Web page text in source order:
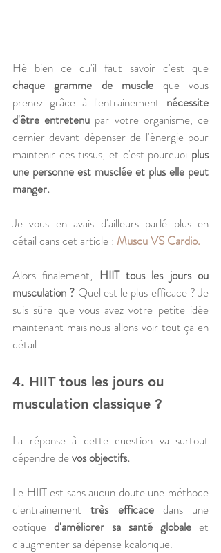
chaque gramme de muscle que vous
prenez grâce à l'entrainement nécessite
d'être entretenu par votre organisme, ce
dernier devant dépenser de l'énergie pour
maintenir ces tissus, et c'est pourquoi plus
une personne est musclée et plus elle peut
manger.
Je vous en avais d'ailleurs parlé plus en
détail dans cet article : Muscu VS Cardio.
Alors finalement, HIIT tous les jours ou
musculation ? Quel est le plus efficace ? Je
suis sûre que vous avez votre petite idée
maintenant mais nous allons voir tout ça en
détail !
4. HIIT tous les jours ou
musculation classique ?
La réponse à cette question va surtout
dépendre de vos objectifs.
Le HIIT est sans aucun doute une méthode
d'entrainement très efficace dans une
optique d'améliorer sa santé globale et
d'augmenter sa dépense kcalorique.